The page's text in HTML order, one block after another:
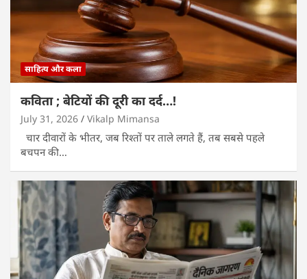
साहित्य और कला
कविता ; बेटियों की दूरी का दर्द…!
July 31, 2026 Vikalp Mimansa
चार दीवारों के भीतर, जब रिश्तों पर ताले लगते हैं, तब सबसे पहले
बचपन की…